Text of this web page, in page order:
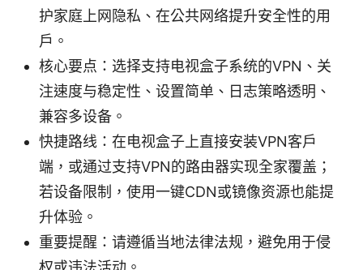
护家庭上网隐私、在公共网络提升安全性的用
户。
核心要点：选择支持电视盒子系统的VPN、关
注速度与稳定性、设置简单、日志策略透明、
兼容多设备。
快捷路线：在电视盒子上直接安装VPN客户
端，或通过支持VPN的路由器实现全家覆盖；
若设备限制，使用一键CDN或镜像资源也能提
升体验。
重要提醒：请遵循当地法律法规，避免用于侵